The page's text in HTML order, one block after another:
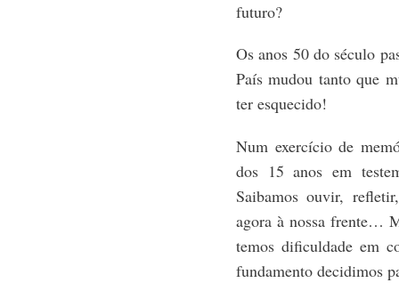
futuro?
Os anos 50 do século
País mudou tanto que
ter esquecido!
Num exercício de
dos 15 anos em
Saibamos ouvir,
agora à nossa frente…
temos dificuldade em
fundamento decidimos